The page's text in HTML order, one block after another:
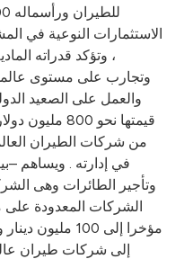
الاستثمارات النوعية في
، وتؤكد قدراته
وتجارب على مستوى
والعمل على الصعيد
من شركات الطيران
في إدارته . ويساهم
وتأجير الطائرات وهى
الشركات المعدودة على
إلى شركات طيران